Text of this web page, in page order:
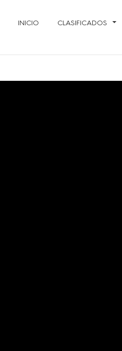
INICIO CLASIFICADOS